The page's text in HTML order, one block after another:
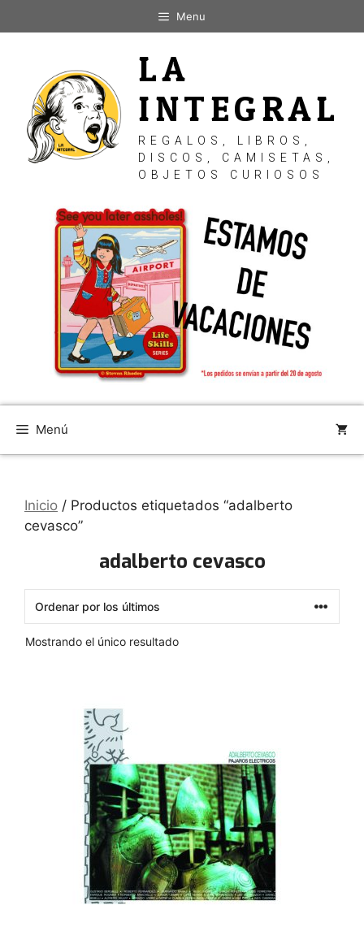
al
Menu
LA
INTEGRAL
REGALOS, LIBROS,
DISCOS, CAMISETAS,
OBJETOS CURIOSOS
Menú
Inicio / Productos etiquetados “adalberto
cevasco”
adalberto cevasco
Mostrando el único resultado